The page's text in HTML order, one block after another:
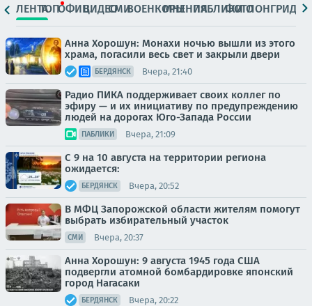
ЛЕНТАТОПОФИЦ.ВИДЕОСМИВОЕНКОРЫМНЕНИЯПАБЛИКИ
ФОТОЛОНГРИДЫ
Анна Хорошун: Монахи ночью вышли из этого
храма, погасили весь свет и закрыли двери
БЕРДЯНСК Вчера, 21:40
Радио ПИКА поддерживает своих коллег по
эфиру — и их инициативу по предупреждению
людей на дорогах Юго-Запада России
ПАБЛИКИ Вчера, 21:09
С 9 на 10 августа на территории региона
ожидается:
БЕРДЯНСК Вчера, 20:52
В МФЦ Запорожской области жителям помогут
выбрать избирательный участок
СМИ Вчера, 20:37
Анна Хорошун: 9 августа 1945 года США
подвергли атомной бомбардировке японский
город Нагасаки
БЕРДЯНСК Вчера, 20:22